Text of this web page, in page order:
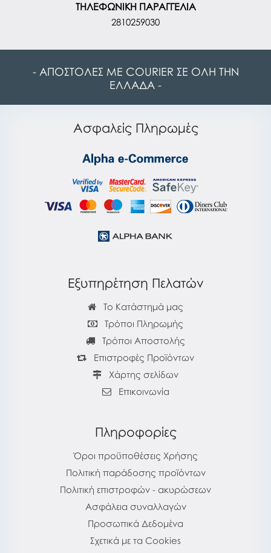
ΤΗΛΕΦΩΝΙΚΗ ΠΑΡΑΓΓΕΛΙΑ
2810259030
- ΑΠΟΣΤΟΛΕΣ ΜΕ COURIER ΣΕ ΟΛΗ ΤΗΝ
ΕΛΛΑΔΑ -
Ασφαλείς Πληρωμές
Εξυπηρέτηση Πελατών
Το Κατάστημά μας
Τρόποι Πληρωμής
Τρόποι Αποστολής
Επιστροφές Προϊόντων
Χάρτης σελίδων
Επικοινωνία
Πληροφορίες
Όροι προϋποθέσεις Χρήσης
Πολιτική παράδοσης προϊόντων
Πολιτική επιστροφών - ακυρώσεων
Ασφάλεια συναλλαγών
Προσωπικά Δεδομένα
Σχετικά με τα Cookies